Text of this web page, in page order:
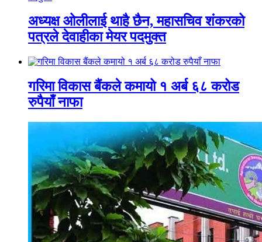
अध्यक्ष ओलीलाई थाहै छैन, महासचिव शंकरको
पत्रले देवाहीका मेयर पदमुक्त
गरिमा विकास बैंकले कमायो १ अर्ब ६८ करोड
रुपैयाँ नाफा